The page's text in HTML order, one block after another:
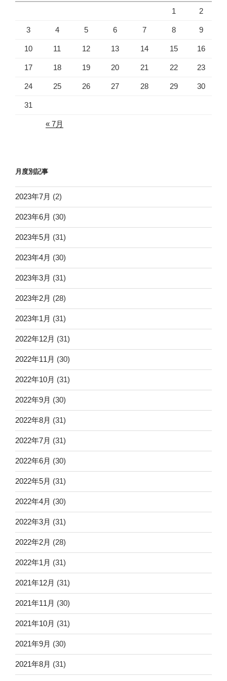
1 2
3 4 5 6 7 8 9
10 11 12 13 14 15 16
17 18 19 20 21 22 23
24 25 26 27 28 29 30
31
« 7月
月度別記事
2023年7月 (2)
2023年6月 (30)
2023年5月 (31)
2023年4月 (30)
2023年3月 (31)
2023年2月 (28)
2023年1月 (31)
2022年12月 (31)
2022年11月 (30)
2022年10月 (31)
2022年9月 (30)
2022年8月 (31)
2022年7月 (31)
2022年6月 (30)
2022年5月 (31)
2022年4月 (30)
2022年3月 (31)
2022年2月 (28)
2022年1月 (31)
2021年12月 (31)
2021年11月 (30)
2021年10月 (31)
2021年9月 (30)
2021年8月 (31)